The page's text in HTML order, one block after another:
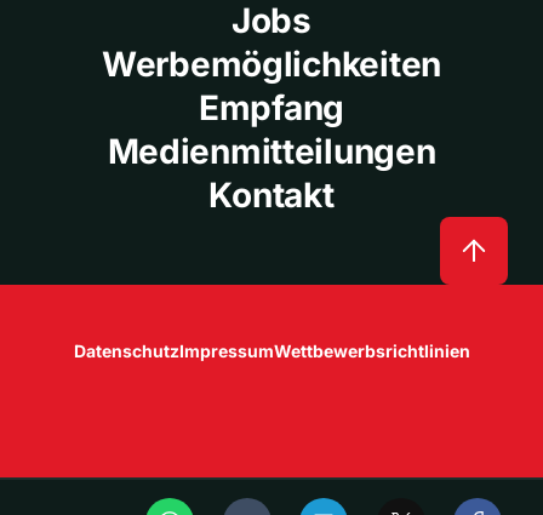
Jobs
Werbemöglichkeiten
Empfang
Medienmitteilungen
Kontakt
DatenschutzImpressumWettbewerbsrichtlinien